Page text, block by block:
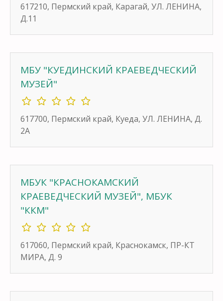
617210, Пермский край, Карагай, УЛ. ЛЕНИНА,
Д.11
МБУ "КУЕДИНСКИЙ КРАЕВЕДЧЕСКИЙ
МУЗЕЙ"
617700, Пермский край, Куеда, УЛ. ЛЕНИНА, Д.
2А
МБУК "КРАСНОКАМСКИЙ
КРАЕВЕДЧЕСКИЙ МУЗЕЙ", МБУК
"ККМ"
617060, Пермский край, Краснокамск, ПР-КТ
МИРА, Д. 9